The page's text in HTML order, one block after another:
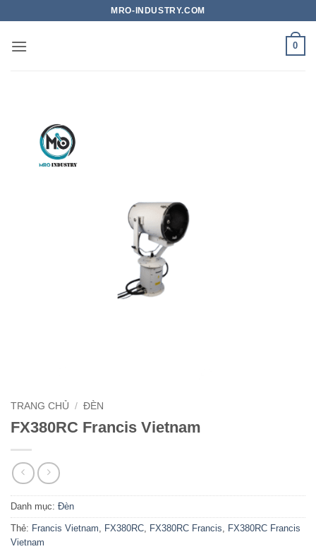
nội
MRO-INDUSTRY.COM
0
TRANG CHỦ / ĐÈN
FX380RC Francis Vietnam
Danh mục: Đèn
Thẻ: Francis Vietnam, FX380RC, FX380RC Francis, FX380RC Francis
Vietnam